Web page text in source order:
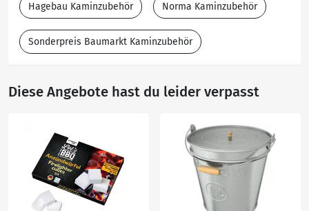
Hagebau Kaminzubehör Norma Kaminzubehör
Sonderpreis Baumarkt Kaminzubehör
Diese Angebote hast du leider verpasst